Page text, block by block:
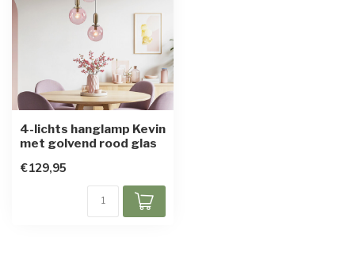
4-lichts hanglamp Kevin
met golvend rood glas
€129,95